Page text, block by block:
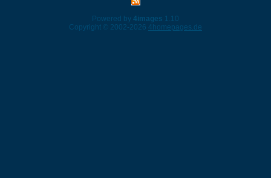
Powered by 4images 1.10
Copyright © 2002-2026 4homepages.de